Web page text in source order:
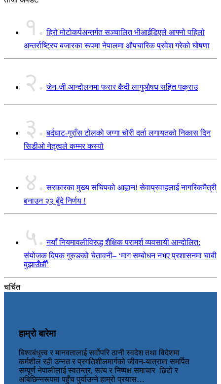
१. हिरो मोटोकर्पअन्तर्गत सञ्चालित भीआईडिएले आफ्नो पहिलो
अन्तर्राष्ट्रिय बजारका रूपमा नेपालमा औपचारिक प्रवेश गरेको घोषणा
२. जेन-जी आन्दोलनमा फरार कैदी लागुऔषध सहित पक्राउ
३. बर्दघाट-गुराँस टोलको जग्गा चोरी दर्ता लगायतको निकास दिन
सिडीओ नेतृत्वले कम्मर कस्यो
४. सरकारका मुख्य सचिपको आह्वान! सेवाप्रवाहलाई नागरिकमैत्री
बनाउन २२ बुँदे निर्णय !
५. नयाँ नियमावलीविरुद्ध शैक्षिक परामर्श व्यवसायी आन्दोलित:
संयोजक दिपक गुरुङको चेतावनी– ‘माग सम्बोधन नभए प्रशासनमा चाबी
बुझाउँछौँ’
चर्चित
हाम्रो बारेमा
बिश्वबंधुत्त्व र मानवतालाई सर्वोपरि ठानी स्वदेश तथा विदेशमा
कर्मशील रही उन्नत र प्रगतिशीलमार्गको जीवन-यात्रामा समर्पित
सम्पूर्ण नेपालीलाई स्वतन्त्र, सत्य र निष्पक्ष समाचार छिटो र
अबिछिन्नरूपमा पहुँच पुर्याउन्ने हाम्रो प्रयास…